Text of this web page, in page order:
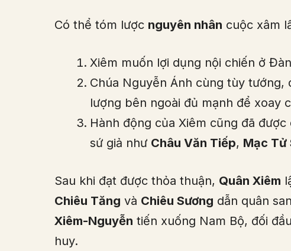
Có thể tóm lược nguyên nhân cuộc xâm
Xiêm muốn lợi dụng nội chiến ở
Chúa Nguyễn Ánh cùng tùy
lượng bên ngoài đủ mạnh để xoay
Hành động của Xiêm cũng đã
sứ giả như Châu Văn Tiếp, Mạc Tử
Sau khi đạt được thỏa thuận, Quân Xiêm
Chiêu Tăng và Chiêu Sương dẫn quân
Xiêm-Nguyễn tiến xuống Nam Bộ, đối
huy.